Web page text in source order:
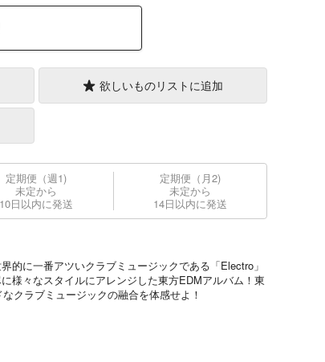
欲しいものリストに追加
定期便（週1)
未定から
10日以内に発送
定期便（月2)
未定から
14日以内に発送
的に一番アツいクラブミュージックである「Electro」
様々なスタイルにアレンジした東方EDMアルバム！東
クラブミュージックの融合を体感せよ！